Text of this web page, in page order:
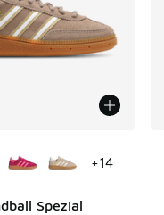
Spezial
+14